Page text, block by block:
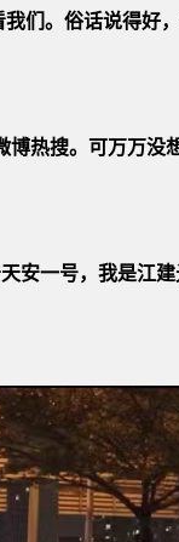
们。俗话说得好
热搜。可万万没
安一号，我是江